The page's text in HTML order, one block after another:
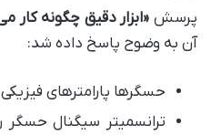
پرسش «ابزار دقیق چگونه کار
آن به وضوح پاسخ داده شد:
حسگرها پارامترهای
ترانسمیتر سیگنال حسگر